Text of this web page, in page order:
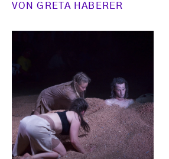
VONGRETA HABERER